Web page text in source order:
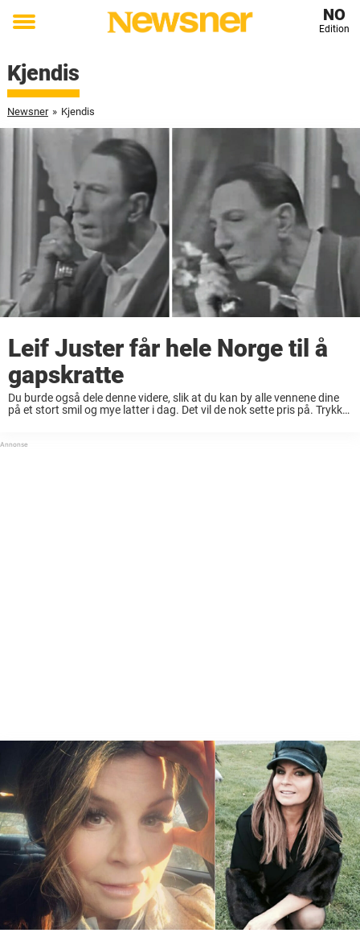
Toggle
NO
Edition
Kjendis
Newsner » Kjendis
Leif Juster får hele Norge til å
gapskratte
Du burde også dele denne videre, slik at du kan by alle vennene dine
på et stort smil og mye latter i dag. Det vil de nok sette pris på. Trykk